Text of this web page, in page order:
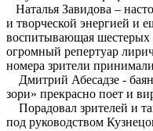
Наталья Завидова –
и творческой энергией и
воспитывающая шестерых
огромный репертуар
номера зрители
Дмитрий Абесадзе -
зори» прекрасно поет и
Порадовал зрителей и
под руководством